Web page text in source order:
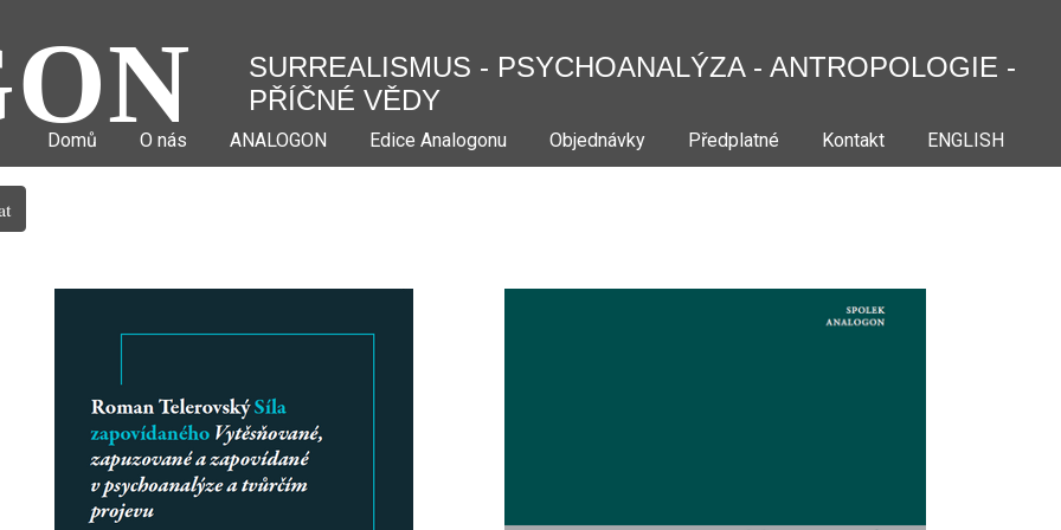
SURREALISMUS - PSYCHOANALÝZA - ANTROPOLOGIE -
PŘÍČNÉ VĚDY
Domů O nás ANALOGON Edice Analogonu Objednávky Předplatné Kontakt ENGLISH